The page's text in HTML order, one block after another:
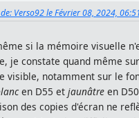
Verso92 le Février 08, 2024,
si la mémoire visuelle
je constate quand même
visible, notamment sur le
en D55 etjaunâtre en
des copies d'écran ne